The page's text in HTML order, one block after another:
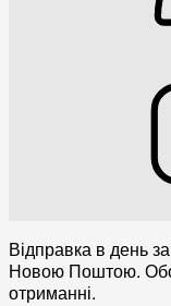
Відправка в день
Новою Поштою.
отриманні.